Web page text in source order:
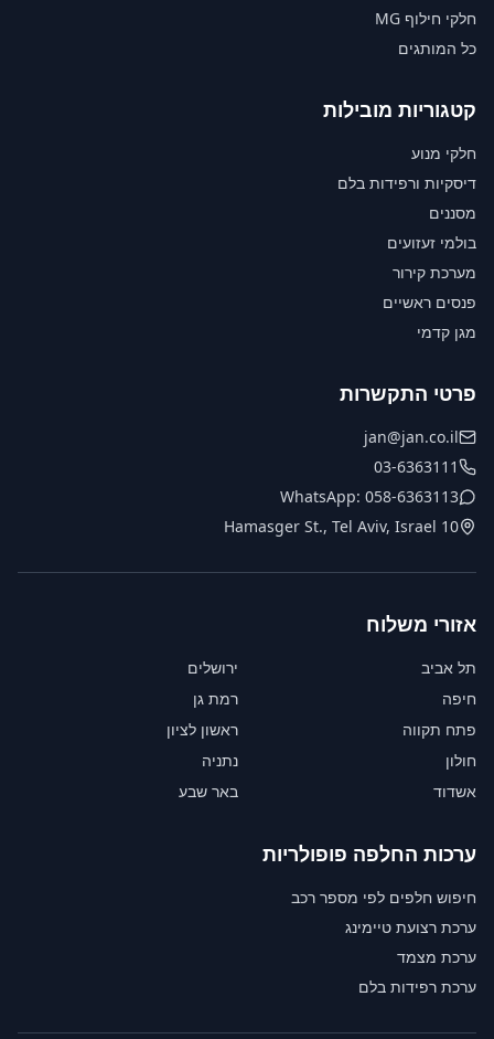
חלקי חילוף MG
כל המותגים
קטגוריות מובילות
חלקי מנוע
דיסקיות ורפידות בלם
מסננים
בולמי זעזועים
מערכת קירור
פנסים ראשיים
מגן קדמי
פרטי התקשרות
jan@jan.co.il
03-6363111
WhatsApp: 058-6363113
10 Hamasger St., Tel Aviv, Israel
אזורי משלוח
תל אביב
ירושלים
חיפה
רמת גן
פתח תקווה
ראשון לציון
חולון
נתניה
אשדוד
באר שבע
ערכות החלפה פופולריות
חיפוש חלפים לפי מספר רכב
ערכת רצועת טיימינג
ערכת מצמד
ערכת רפידות בלם